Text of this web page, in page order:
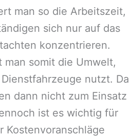
man so die Arbeitszeit,
sich nur auf das
konzentrieren.
man somit die Umwelt,
nutzt. Da
dann nicht zum Einsatz
ist es wichtig für
Kostenvoranschläge